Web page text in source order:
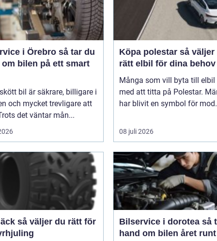
i Örebro så tar du
om bilen på ett smart
bil är säkrare, billigare i
och mycket trevligare att
det väntar mån...
Köpa polestar så väljer du
rätt elbil för dina behov
Många som vill byta till elbil
med att titta på Polestar.
har blivit en symbol för
08 juli 2026
du rätt för
Bilservice i dorotea så tar du
hand om bilen året runt